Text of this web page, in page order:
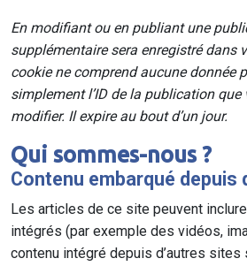
En modifiant ou en publiant une
supplémentaire sera enregistré dans
cookie ne comprend aucune donnée
simplement l’ID de la publication que
modifier. Il expire au bout d’un jour.
Qui sommes-nous ?
Contenu embarqué depuis
Les articles de ce site peuvent
intégrés (par exemple des vidéos,
contenu intégré depuis d’autres